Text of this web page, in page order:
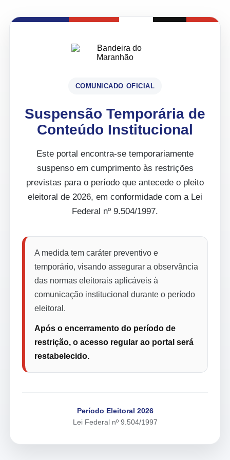
COMUNICADO OFICIAL
Suspensão Temporária de
Conteúdo Institucional
Este portal encontra-se temporariamente
suspenso em cumprimento às restrições
previstas para o período que antecede o pleito
eleitoral de 2026, em conformidade com a Lei
Federal nº 9.504/1997.
A medida tem caráter preventivo e
temporário, visando assegurar a observância
das normas eleitorais aplicáveis à
comunicação institucional durante o período
eleitoral.
Após o encerramento do período de
restrição, o acesso regular ao portal será
restabelecido.
Período Eleitoral 2026
Lei Federal nº 9.504/1997